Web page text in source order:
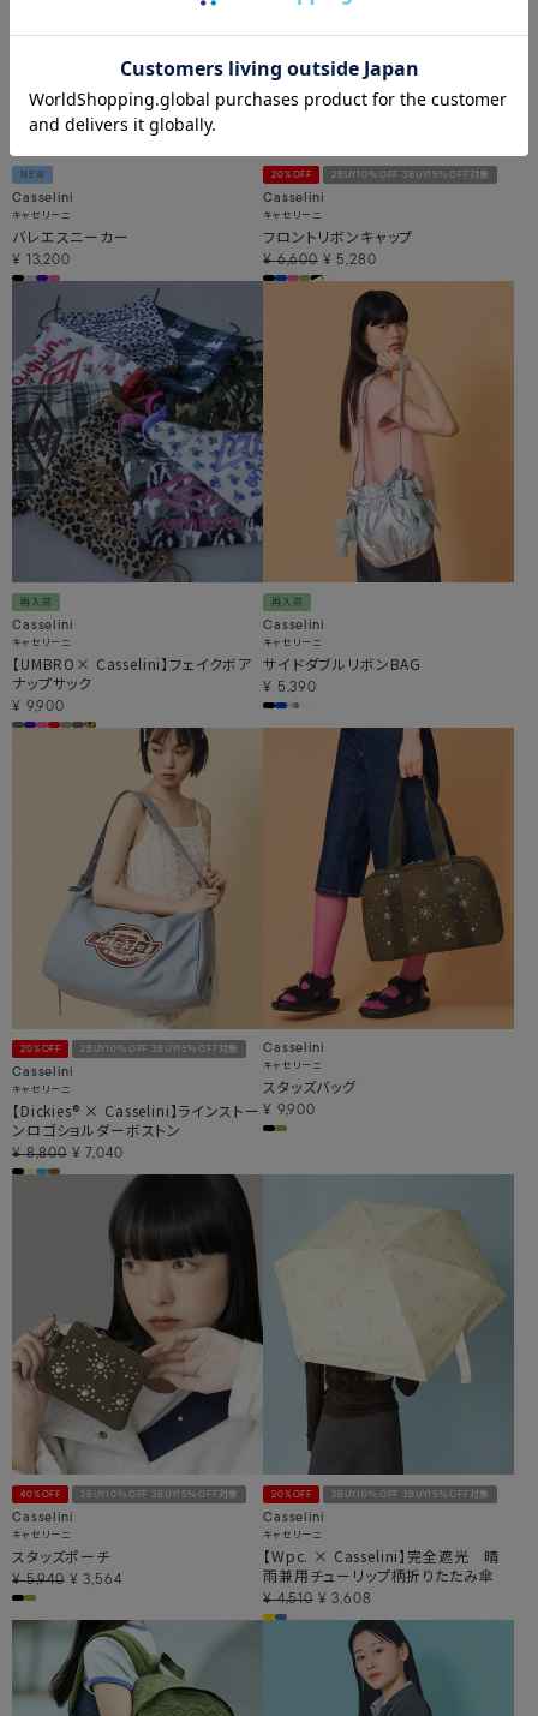
NEW
Casselini
キャセリーニ
バレエスニーカー
¥ 13,200
20%OFF 2BUY10％OFF 3BUY15％OFF対象
Casselini
キャセリーニ
フロントリボンキャップ
¥ 6,600 ¥ 5,280
再入荷
Casselini
キャセリーニ
【UMBRO× Casselini】フェイクボア
ナップサック
¥ 9,900
再入荷
Casselini
キャセリーニ
サイドダブルリボンBAG
¥ 5,390
20%OFF 2BUY10％OFF 3BUY15％OFF対象
Casselini
キャセリーニ
【Dickies® × Casselini】ラインストー
ンロゴショルダーボストン
¥ 8,800 ¥ 7,040
Casselini
キャセリーニ
スタッズバッグ
¥ 9,900
40%OFF 2BUY10％OFF 3BUY15％OFF対象
Casselini
キャセリーニ
スタッズポーチ
¥ 5,940 ¥ 3,564
20%OFF 2BUY10％OFF 3BUY15％OFF対象
Casselini
キャセリーニ
【Wpc. × Casselini】完全遮光 晴
雨兼用チューリップ柄折りたたみ傘
¥ 4,510 ¥ 3,608